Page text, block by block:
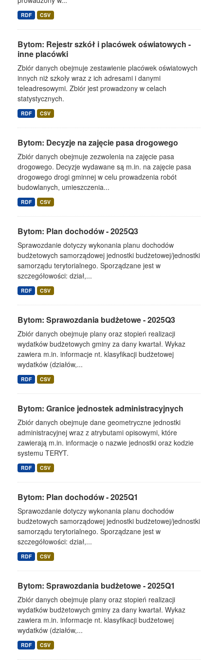
RDF CSV
Bytom: Rejestr szkół i placówek oświatowych -
inne placówki
Zbiór danych obejmuje zestawienie placówek oświatowych
innych niż szkoły wraz z ich adresami i danymi
teleadresowymi. Zbiór jest prowadzony w celach
statystycznych.
RDF CSV
Bytom: Decyzje na zajęcie pasa drogowego
Zbiór danych obejmuje zezwolenia na zajęcie pasa
drogowego. Decyzje wydawane są m.in. na zajęcie pasa
drogowego drogi gminnej w celu prowadzenia robót
budowlanych, umieszczenia...
RDF CSV
Bytom: Plan dochodów - 2025Q3
Sprawozdanie dotyczy wykonania planu dochodów
budżetowych samorządowej jednostki budżetowej/jednostki
samorządu terytorialnego. Sporządzane jest w
szczegółowości: dział,...
RDF CSV
Bytom: Sprawozdania budżetowe - 2025Q3
Zbiór danych obejmuje plany oraz stopień realizacji
wydatków budżetowych gminy za dany kwartał. Wykaz
zawiera m.in. informacje nt. klasyfikacji budżetowej
wydatków (działów,...
RDF CSV
Bytom: Granice jednostek administracyjnych
Zbiór danych obejmuje dane geometryczne jednostki
administracyjnej wraz z atrybutami opisowymi, które
zawierają m.in. informacje o nazwie jednostki oraz kodzie
systemu TERYT.
RDF CSV
Bytom: Plan dochodów - 2025Q1
Sprawozdanie dotyczy wykonania planu dochodów
budżetowych samorządowej jednostki budżetowej/jednostki
samorządu terytorialnego. Sporządzane jest w
szczegółowości: dział,...
RDF CSV
Bytom: Sprawozdania budżetowe - 2025Q1
Zbiór danych obejmuje plany oraz stopień realizacji
wydatków budżetowych gminy za dany kwartał. Wykaz
zawiera m.in. informacje nt. klasyfikacji budżetowej
wydatków (działów,...
RDF CSV